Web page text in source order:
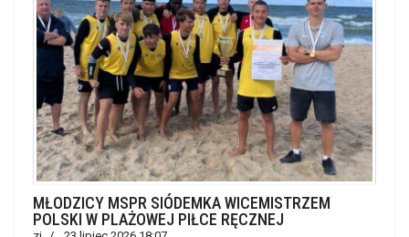
MŁODZICY MSPR SIÓDEMKA WICEMISTRZEM
POLSKI W PLAŻOWEJ PIŁCE RĘCZNEJ